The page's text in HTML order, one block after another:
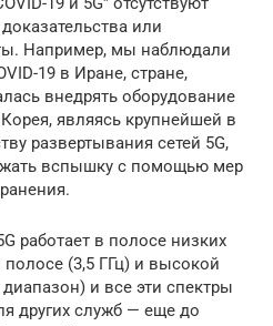
или
Например, мы наблюдали
19 в Иране, стране,
внедрять оборудование
являясь крупнейшей в
развертывания сетей 5G,
вспышку с помощью мер
работает в полосе низких
полосе (3,5 ГГц) и высокой
и все эти спектры
других служб — еще до